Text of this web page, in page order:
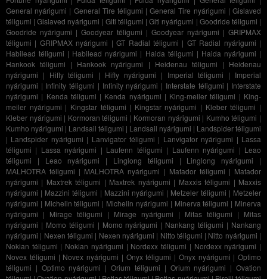
General nyárigumi | General Tire téligumi |General Tire nyárigumi |Gislaved
téligumi |Gislaved nyárigumi | Giti téligumi |Giti nyárigumi | Goodride téligumi |
Goodride nyárigumi | Goodyear téligumi | Goodyear nyárigumi | GRIPMAX
téligumi | GRIPMAX nyárigumi |GT Radial téligumi | GT Radial nyárigumi |
Habilead téligumi | Habilead nyárigumi | Haida téligumi | Haida nyárigumi |
Hankook téligumi | Hankook nyárigumi | Heidenau téligumi | Heidenau
nyárigumi | Hifly téligumi | Hifly nyárigumi | Imperial téligumi | Imperial
nyárigumi | Infinity téligumi | Infinity nyárigumi | Interstate téligumi | Interstate
nyárigumi | Kenda téligumi | Kenda nyárigumi | King-meiler téligumi | King-
meiler nyárigumi | Kingstar téligumi | Kingstar nyárigumi | Kleber téligumi |
Kleber nyárigumi | Kormoran téligumi | Kormoran nyárigumi | Kumho téligumi |
Kumho nyárigumi | Landsail téligumi | Landsail nyárigumi | Landspider téligumi
| Landspider nyárigumi | Lanvigator téligumi | Lanvigator nyárigumi | Lassa
téligumi | Lassa nyárigumi | Laufenn téligumi | Laufenn nyárigumi | Leao
téligumi | Leao nyárigumi | Linglong téligumi | Linglong nyárigumi |
MALHOTRA téligumi | MALHOTRA nyárigumi | Matador téligumi | Matador
nyárigumi | Maxtrek téligumi | Maxtrek nyárigumi | Maxxis téligumi | Maxxis
nyárigumi | Mazzini téligumi | Mazzini nyárigumi | Metzeler téligumi | Metzeler
nyárigumi | Michelin téligumi | Michelin nyárigumi | Minerva téligumi | Minerva
nyárigumi | Mirage téligumi | Mirage nyárigumi | Mitas téligumi | Mitas
nyárigumi | Momo téligumi | Momo nyárigumi | Nankang téligumi | Nankang
nyárigumi | Nexen téligumi | Nexen nyárigumi | Nitto téligumi | Nitto nyárigumi |
Nokian téligumi | Nokian nyárigumi | Nordexx téligumi | Nordexx nyárigumi |
Novex téligumi | Novex nyárigumi | Onyx téligumi | Onyx nyárigumi | Optimo
téligumi | Optimo nyárigumi |Orium téligumi | Orium nyárigumi |Ovation